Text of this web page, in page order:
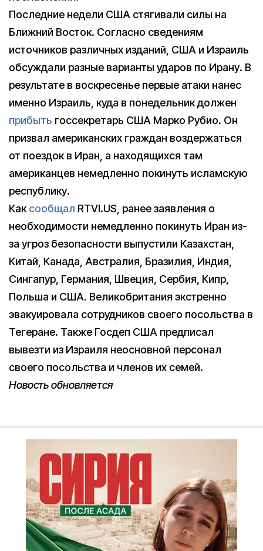
Последние недели США стягивали силы на
Ближний Восток. Согласно сведениям
источников различных изданий, США и Израиль
обсуждали разные варианты ударов по Ирану. В
результате в воскресенье первые атаки нанес
именно Израиль, куда в понедельник должен
прибыть госсекретарь США Марко Рубио. Он
призвал американских граждан воздержаться
от поездок в Иран, а находящихся там
американцев немедленно покинуть исламскую
республику.
Каксообщал RTVI.US, ранее заявления о
необходимости немедленно покинуть Иран из-
за угроз безопасности выпустили Казахстан,
Китай, Канада, Австралия, Бразилия, Индия,
Сингапур, Германия, Швеция, Сербия, Кипр,
Польша и США. Великобритания экстренно
эвакуировала сотрудников своего посольства в
Тегеране. Также Госдеп США предписал
вывезти из Израиля неосновной персонал
своего посольства и членов их семей.
Новость обновляется